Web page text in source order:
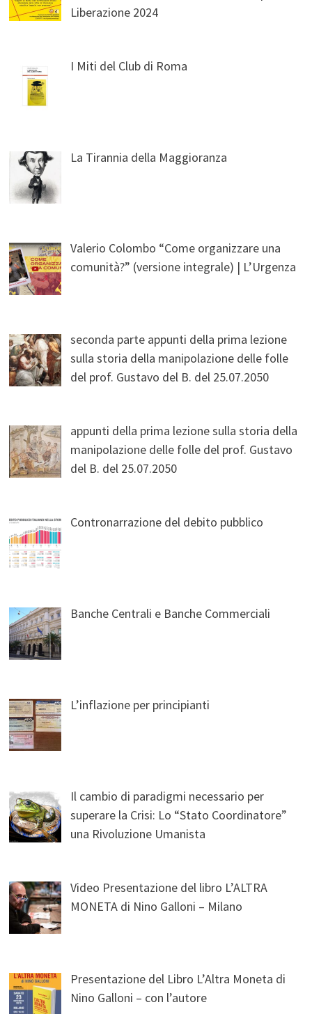
Liberazione 2024
I Miti del Club di Roma
La Tirannia della Maggioranza
Valerio Colombo “Come organizzare una
comunità?” (versione integrale) | L’Urgenza
seconda parte appunti della prima lezione
sulla storia della manipolazione delle folle
del prof. Gustavo del B. del 25.07.2050
appunti della prima lezione sulla storia della
manipolazione delle folle del prof. Gustavo
del B. del 25.07.2050
Contronarrazione del debito pubblico
Banche Centrali e Banche Commerciali
L’inflazione per principianti
Il cambio di paradigmi necessario per
superare la Crisi: Lo “Stato Coordinatore”
una Rivoluzione Umanista
Video Presentazione del libro L’ALTRA
MONETA di Nino Galloni – Milano
Presentazione del Libro L’Altra Moneta di
Nino Galloni – con l’autore